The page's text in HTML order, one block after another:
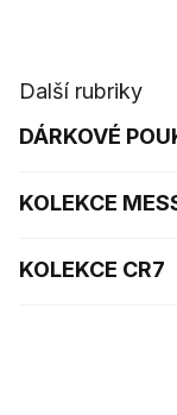
Další rubriky
DÁRKOVÉ
KOLEKCE
KOLEKCE CR7